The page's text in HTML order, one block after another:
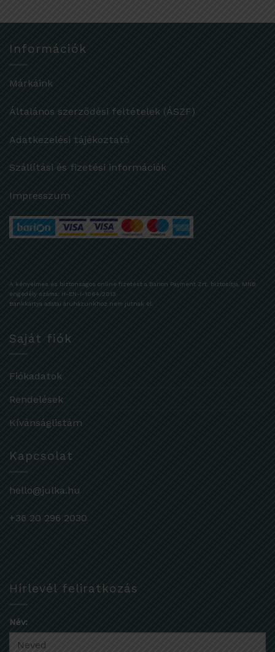
Információk
Márkáink
Általános szerződési feltételek (ÁSZF)
Adatkezelési tájékoztató
Szállítási és fizetési információk
Impresszum
A kényelmes és biztonságos online fizetést a Barion Payment Zrt. biztosítja, MNB
engedély száma: H-EN-I-1064/2013
Bankkártya adatai áruházunkhoz nem jutnak el.
Saját fiók
Fiókadatok
Rendelések
Kívánságlistám
Kapcsolat
hello@julka.hu
+36 20 296 2030
Hírlevél feliratkozás
Név: